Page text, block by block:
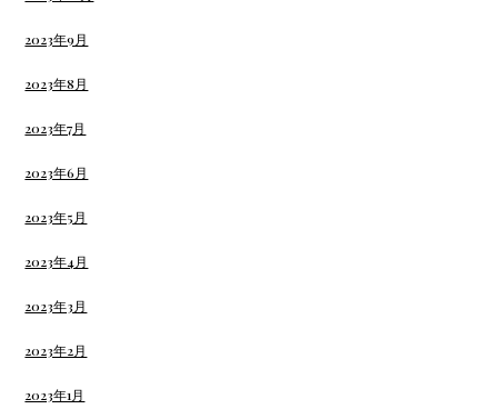
2023年9月
2023年8月
2023年7月
2023年6月
2023年5月
2023年4月
2023年3月
2023年2月
2023年1月